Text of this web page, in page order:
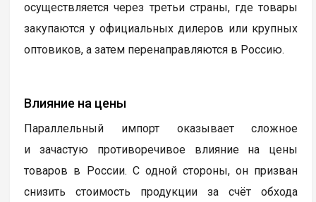
осуществляется через третьи страны, где товары
закупаются у официальных дилеров или крупных
оптовиков, а затем перенаправляются в Россию.
Влияние на цены
Параллельный импорт оказывает сложное
и зачастую противоречивое влияние на цены
товаров в России. С одной стороны, он призван
снизить стоимость продукции за счёт обхода